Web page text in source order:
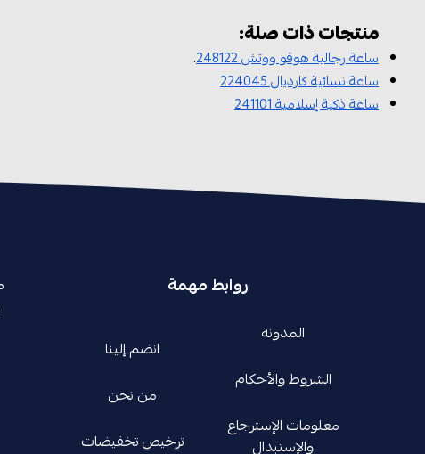
منتجات ذات صلة:
ساعة رجالية هوقو ووتش 248122
.
ساعة نسائية كارديال 224045
ساعة ذكية إسلامية 241101
روابط مهمة
المدونة
الشروط والأحكام
معلومات الإسترجاع
والإستبدال
انضم إلينا
من نحن
ترخيص تخفيضات